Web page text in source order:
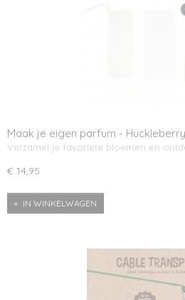
Maak je eigen parfum - Huckleberry
Verzamel je favoriete bloemen en
€ 14,95
IN WINKELWAGEN